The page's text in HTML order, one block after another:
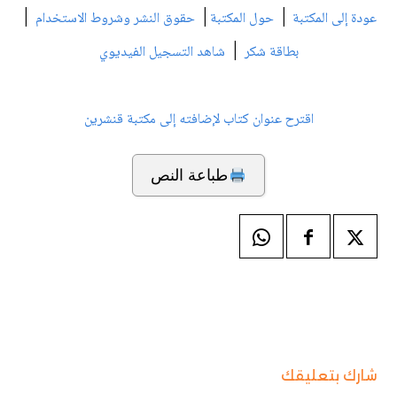
عودة إلى المكتبة | حول المكتبة | حقوق النشر وشروط الاستخدام |
بطاقة شكر| شاهد التسجيل الفيديوي
اقترح عنوان كتاب لإضافته إلى مكتبة قنشرين
طباعة النص
شارك بتعليقك